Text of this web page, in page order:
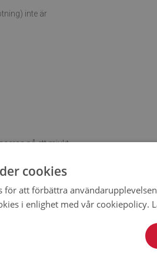
inte är
på ett mjukt
cookies
för att förbättra
i enlighet med vår cookiepolicy.